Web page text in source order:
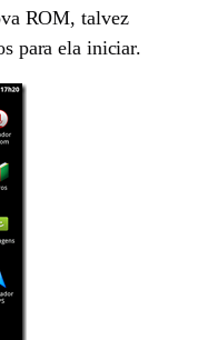
ROM, talvez
para ela iniciar.